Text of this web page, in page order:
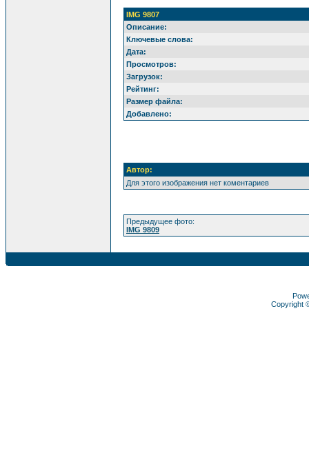
IMG 9807
Описание:
Ключевые слова:
Дата:
Просмотров:
Загрузок:
Рейтинг:
Размер файла:
Добавлено:
Автор:
Для этого изображения нет коментариев
Предыдущее фото:
IMG 9809
Copyright